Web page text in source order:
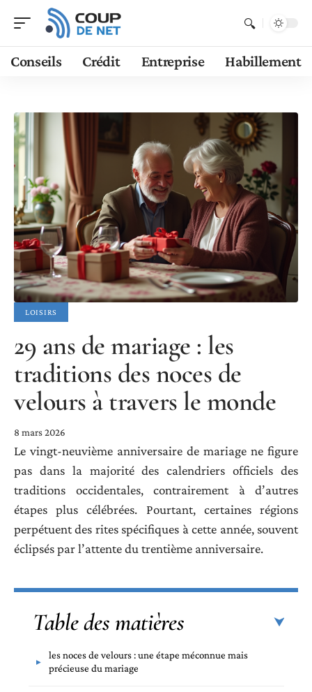
Conseils Crédit Entreprise Habillement
LOISIRS
29 ans de mariage : les
traditions des noces de
velours à travers le monde
8 mars 2026
Le vingt-neuvième anniversaire de mariage ne figure
pas dans la majorité des calendriers officiels des
traditions occidentales, contrairement à d’autres
étapes plus célébrées. Pourtant, certaines régions
perpétuent des rites spécifiques à cette année, souvent
éclipsés par l’attente du trentième anniversaire.
Table des matières
les noces de velours : une étape méconnue mais
précieuse du mariage